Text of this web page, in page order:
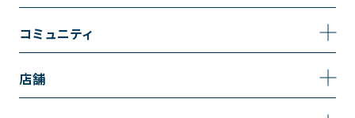
キッチンのリフォーム
リノベーション
施工事例一覧
お風呂の施工事例
コミュニティ
コミュニティ
店舗